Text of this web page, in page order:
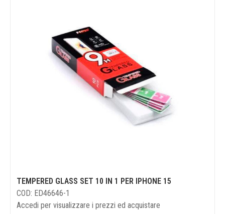
TEMPERED GLASS SET 10 IN 1 PER IPHONE 15
COD: ED46646-1
Accedi per visualizzare i prezzi ed acquistare